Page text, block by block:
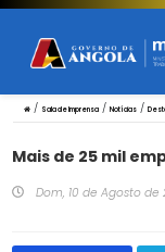
/ Sala de Imprensa/ Notícias/
Mais de 25 mil
Dom, 10 de Agosto de